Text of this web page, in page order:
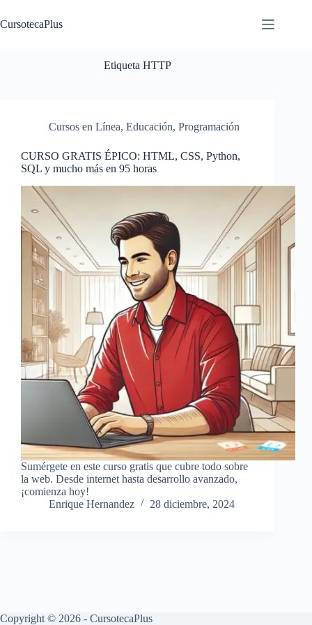
al
contenido
CursotecaPlus
Etiqueta HTTP
Cursos en Línea, Educación, Programación
CURSO GRATIS ÉPICO: HTML, CSS, Python,
SQL y mucho más en 95 horas
Sumérgete en este curso gratis que cubre todo sobre
la web. Desde internet hasta desarrollo avanzado,
¡comienza hoy!
Enrique Hernandez
28 diciembre, 2024
Copyright © 2026 - CursotecaPlus